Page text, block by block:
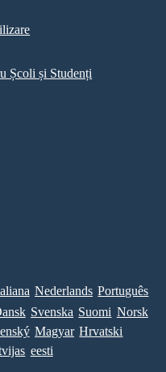
Școli și Studenți
Nederlands Português
Svenska Suomi Norsk
Magyar Hrvatski
eesti